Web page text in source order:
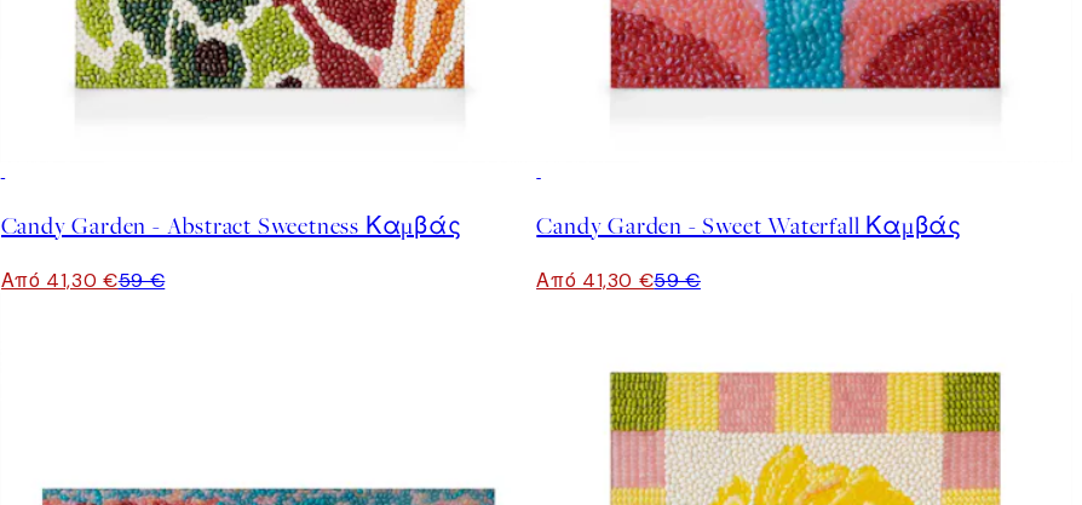
Candy Garden - Abstract Sweetness Καμβάς
Από 41,30 €59 €
Candy Garden - Sweet Waterfall Καμβάς
Από 41,30 €59 €